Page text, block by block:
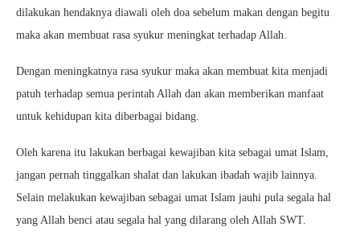
dilakukan hendaknya diawali oleh doa sebelum makan dengan begitu
maka akan membuat rasa syukur meningkat terhadap Allah.
Dengan meningkatnya rasa syukur maka akan membuat kita menjadi
patuh terhadap semua perintah Allah dan akan memberikan manfaat
untuk kehidupan kita diberbagai bidang.
Oleh karena itu lakukan berbagai kewajiban kita sebagai umat Islam,
jangan pernah tinggalkan shalat dan lakukan ibadah wajib lainnya.
Selain melakukan kewajiban sebagai umat Islam jauhi pula segala hal
yang Allah benci atau segala hal yang dilarang oleh Allah SWT.